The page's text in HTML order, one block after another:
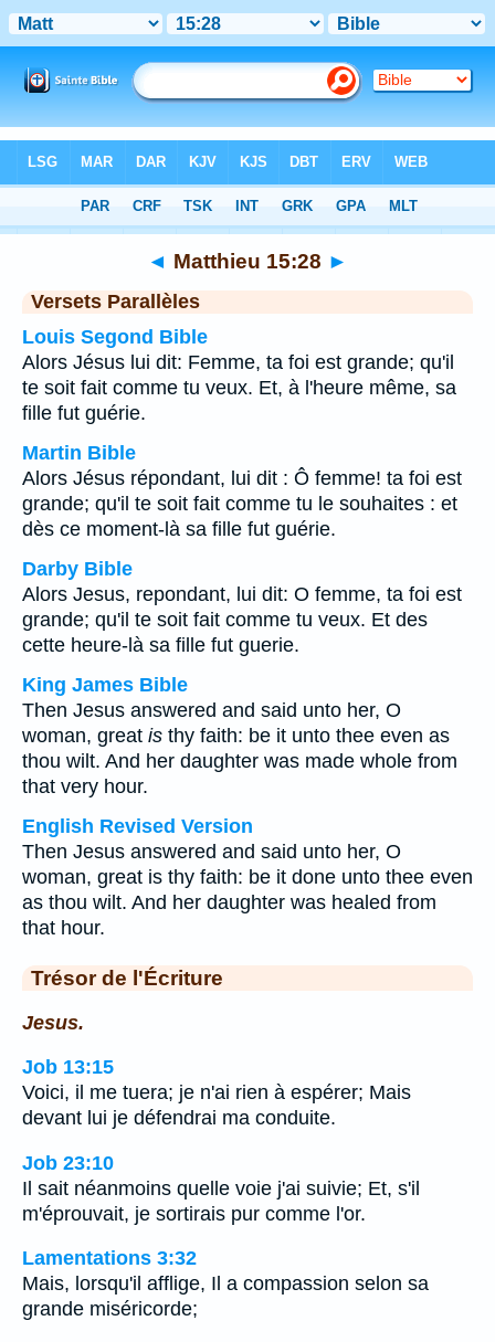
Chapitre 15> Verset 28
◄ Matthieu 15:28 ►
Versets Parallèles
Louis Segond Bible
Alors Jésus lui dit: Femme, ta foi est grande; qu'il
te soit fait comme tu veux. Et, à l'heure même, sa
fille fut guérie.
Martin Bible
Alors Jésus répondant, lui dit : Ô femme! ta foi est
grande; qu'il te soit fait comme tu le souhaites : et
dès ce moment-là sa fille fut guérie.
Darby Bible
Alors Jesus, repondant, lui dit: O femme, ta foi est
grande; qu'il te soit fait comme tu veux. Et des
cette heure-là sa fille fut guerie.
King James Bible
Then Jesus answered and said unto her, O
woman, great is thy faith: be it unto thee even as
thou wilt. And her daughter was made whole from
that very hour.
English Revised Version
Then Jesus answered and said unto her, O
woman, great is thy faith: be it done unto thee even
as thou wilt. And her daughter was healed from
that hour.
Trésor de l'Écriture
Jesus.
Job 13:15
Voici, il me tuera; je n'ai rien à espérer; Mais
devant lui je défendrai ma conduite.
Job 23:10
Il sait néanmoins quelle voie j'ai suivie; Et, s'il
m'éprouvait, je sortirais pur comme l'or.
Lamentations 3:32
Mais, lorsqu'il afflige, Il a compassion selon sa
grande miséricorde;